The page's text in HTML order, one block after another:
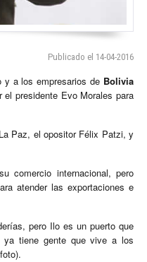
Publicado el 14-04-2016
a los empresarios de Bolivia
el presidente Evo Morales para
Paz, el opositor Félix Patzi, y
comercio internacional, pero
atender las exportaciones e
pero Ilo es un puerto que
ya tiene gente que vive a los